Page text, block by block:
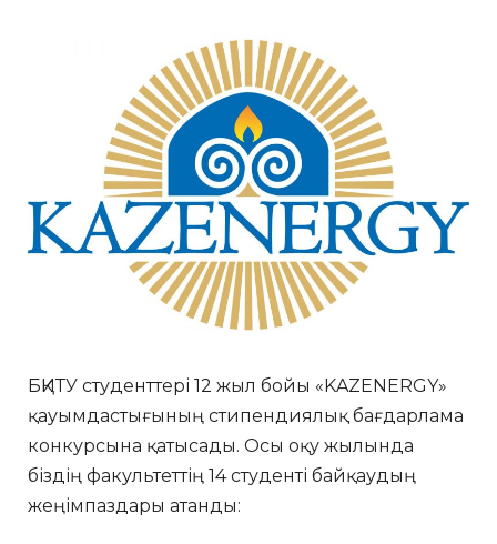
БҚИТУ студенттері 12 жыл бойы «KAZENERGY»
қауымдастығының стипендиялық бағдарлама
конкурсына қатысады. Осы оқу жылында
біздің факультеттің 14 студенті байқаудың
жеңімпаздары атанды: